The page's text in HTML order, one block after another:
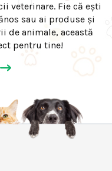
veterinare. Fie că ești
sau ai produse și
de animale, această
pentru tine!